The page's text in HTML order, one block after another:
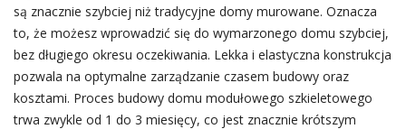
są znacznie szybciej niż tradycyjne domy murowane. Oznacza
to, że możesz wprowadzić się do wymarzonego domu szybciej,
bez długiego okresu oczekiwania. Lekka i elastyczna konstrukcja
pozwala na optymalne zarządzanie czasem budowy oraz
kosztami. Proces budowy domu modułowego szkieletowego
trwa zwykle od 1 do 3 miesięcy, co jest znacznie krótszym